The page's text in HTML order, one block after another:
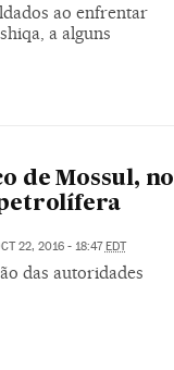
ao enfrentar
a alguns
de Mossul, no
petrolífera
22, 2016 - 18:47EDT
das autoridades